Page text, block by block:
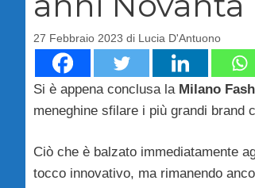
27 Febbraio 2023 di Lucia D'Antuono
Si è appena conclusa la Milano
meneghine sfilare i più grandi brand
Ciò che è balzato immediatamente
tocco innovativo, ma rimanendo